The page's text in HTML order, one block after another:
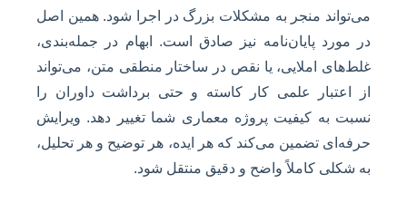
می‌تواند منجر به مشکلات بزرگ در اجرا شود. همین اصل
در مورد پایان‌نامه نیز صادق است. ابهام در جمله‌بندی،
غلط‌های املایی، یا نقص در ساختار منطقی متن، می‌تواند
از اعتبار علمی کار کاسته و حتی برداشت داوران را
نسبت به کیفیت پروژه معماری شما تغییر دهد. ویرایش
حرفه‌ای تضمین می‌کند که هر ایده، هر توضیح و هر تحلیل،
به شکلی کاملاً واضح و دقیق منتقل شود.